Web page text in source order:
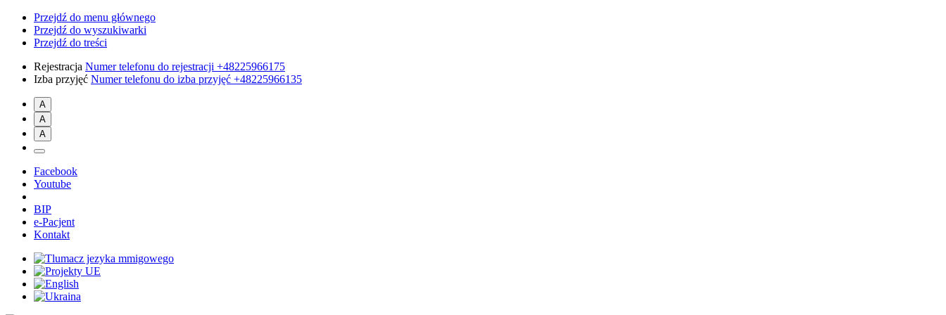
Przejdź do menu głównego
Przejdź do wyszukiwarki
Przejdź do treści
Rejestracja Numer telefonu do rejestracji +48225966175
Izba przyjęć Numer telefonu do izba przyjęć +48225966135
A
A
A
Facebook
Youtube
BIP
e-Pacjent
Kontakt